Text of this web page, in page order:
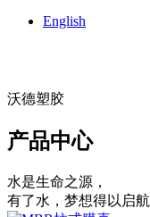
English
沃德塑胶
产品中心
水是生命之源，
有了水，梦想得以启航